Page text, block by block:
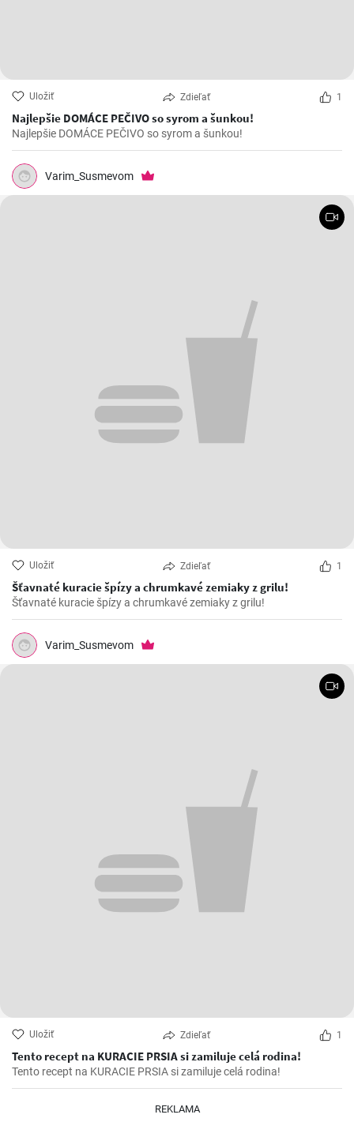
Uložiť Zdieľať 1
Najlepšie DOMÁCE PEČIVO so syrom a šunkou!
Najlepšie DOMÁCE PEČIVO so syrom a šunkou!
Varim_Susmevom
Uložiť Zdieľať 1
Šťavnaté kuracie špízy a chrumkavé zemiaky z grilu!
Šťavnaté kuracie špízy a chrumkavé zemiaky z grilu!
Varim_Susmevom
Uložiť Zdieľať 1
Tento recept na KURACIE PRSIA si zamiluje celá rodina!
Tento recept na KURACIE PRSIA si zamiluje celá rodina!
REKLAMA